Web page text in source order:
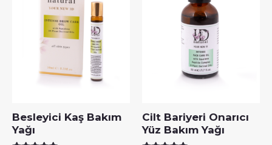
Besleyici Kaş Bakım
Yağı
Cilt Bariyeri Onarıcı
Yüz Bakım Yağı